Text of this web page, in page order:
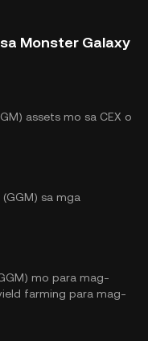
Monster Galaxy
assets mo sa CEX o
sa mga
mo para mag-
farming para mag-